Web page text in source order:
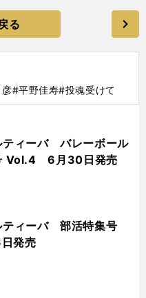
る
#平野佳寿#投魂受けて
ティーバ バレーボール
Vol.4 6月30日発売
ティーバ 部活特集号
発売